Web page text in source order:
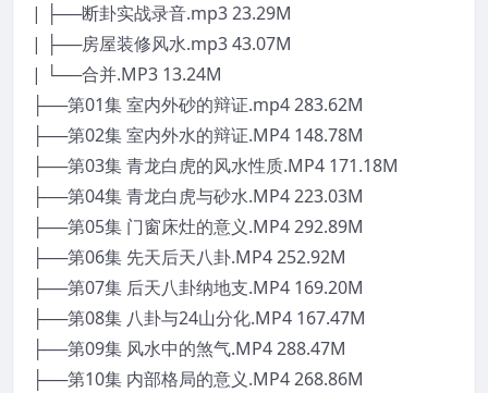
| ├──断卦实战录音.mp3 23.29M
| ├──房屋装修风水.mp3 43.07M
| └──合并.MP3 13.24M
├──第01集 室内外砂的辩证.mp4 283.62M
├──第02集 室内外水的辩证.MP4 148.78M
├──第03集 青龙白虎的风水性质.MP4 171.18M
├──第04集 青龙白虎与砂水.MP4 223.03M
├──第05集 门窗床灶的意义.MP4 292.89M
├──第06集 先天后天八卦.MP4 252.92M
├──第07集 后天八卦纳地支.MP4 169.20M
├──第08集 八卦与24山分化.MP4 167.47M
├──第09集 风水中的煞气.MP4 288.47M
├──第10集 内部格局的意义.MP4 268.86M